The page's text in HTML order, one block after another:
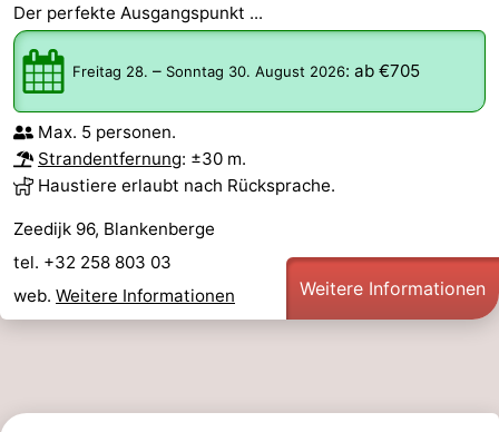
Der perfekte Ausgangspunkt ...
Freitag 28. – Sonntag 30. August 2026: ab €705
Max. 5 personen.
Strandentfernung: ±30 m.
Haustiere erlaubt nach Rücksprache.
Zeedijk 96, Blankenberge
tel. +32 258 803 03
web. Weitere Informationen Weitere Informationen